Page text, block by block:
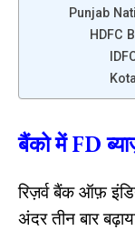
Punjab
HDFC
बैंको में FD
रिज़र्व बैंक ऑफ़
अंदर तीन बार